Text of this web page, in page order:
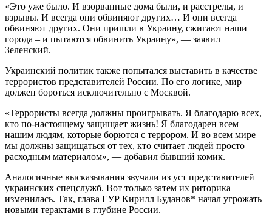
«Это уже было. И взорванные дома были, и расстрелы, и
взрывы. И всегда они обвиняют других… И они всегда
обвиняют других. Они пришли в Украину, сжигают наши
города – и пытаются обвинить Украину», — заявил
Зеленский.
Украинский политик также попытался выставить в качестве
террористов представителей России. По его логике, мир
должен бороться исключительно с Москвой.
«Террористы всегда должны проигрывать. Я благодарю всех,
кто по-настоящему защищает жизнь! Я благодарен всем
нашим людям, которые борются с террором. И во всем мире
мы должны защищаться от тех, кто считает людей просто
расходным материалом», — добавил бывший комик.
Аналогичные высказывания звучали из уст представителей
украинских спецслужб. Вот только затем их риторика
изменилась. Так, глава ГУР Кирилл Буданов* начал угрожать
новыми терактами в глубине России.